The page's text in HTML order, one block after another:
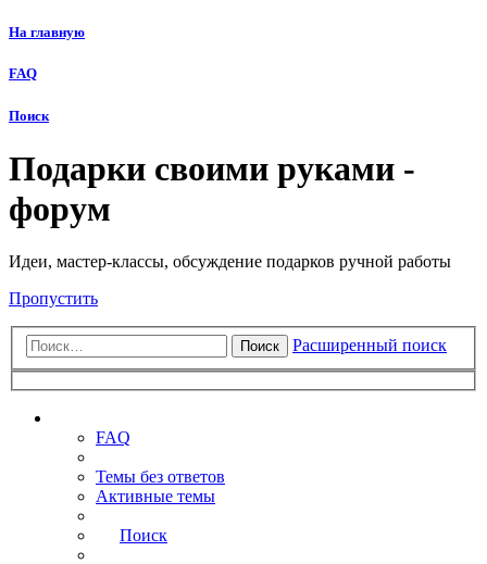
На главную
FAQ
Поиск
Подарки своими руками -
форум
Идеи, мастер-классы, обсуждение подарков ручной работы
Пропустить
Поиск Расширенный поиск
FAQ
Темы без ответов
Активные темы
Поиск